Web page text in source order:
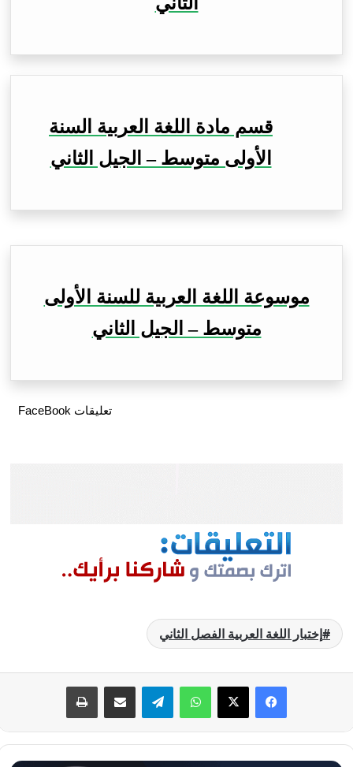
قسم مادة اللغة العربية السنة
الأولى متوسط – الجيل الثاني
موسوعة اللغة العربية للسنة الأولى
متوسط – الجيل الثاني
تعليقات FaceBook
إختبار اللغة العربية الفصل الثاني
فيسبوك
‫X واتسابتيلقراممشاركة عبر البريد طباعة